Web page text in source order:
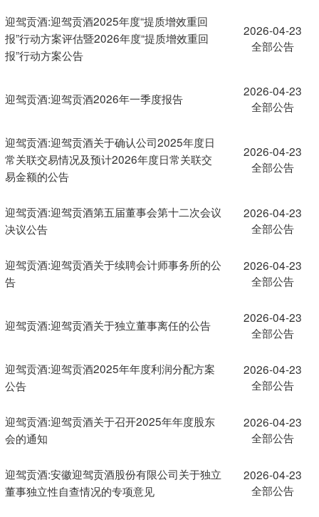
迎驾贡酒:迎驾贡酒2025年度“提质增效重回
报”行动方案评估暨2026年度“提质增效重回
报”行动方案公告
2026-04-23
全部公告
迎驾贡酒:迎驾贡酒2026年一季度报告
2026-04-23
全部公告
迎驾贡酒:迎驾贡酒关于确认公司2025年度日
常关联交易情况及预计2026年度日常关联交
易金额的公告
2026-04-23
全部公告
迎驾贡酒:迎驾贡酒第五届董事会第十二次会议
决议公告
2026-04-23
全部公告
迎驾贡酒:迎驾贡酒关于续聘会计师事务所的公
告
2026-04-23
全部公告
迎驾贡酒:迎驾贡酒关于独立董事离任的公告
2026-04-23
全部公告
迎驾贡酒:迎驾贡酒2025年年度利润分配方案
公告
2026-04-23
全部公告
迎驾贡酒:迎驾贡酒关于召开2025年年度股东
会的通知
2026-04-23
全部公告
迎驾贡酒:安徽迎驾贡酒股份有限公司关于独立
董事独立性自查情况的专项意见
2026-04-23
全部公告